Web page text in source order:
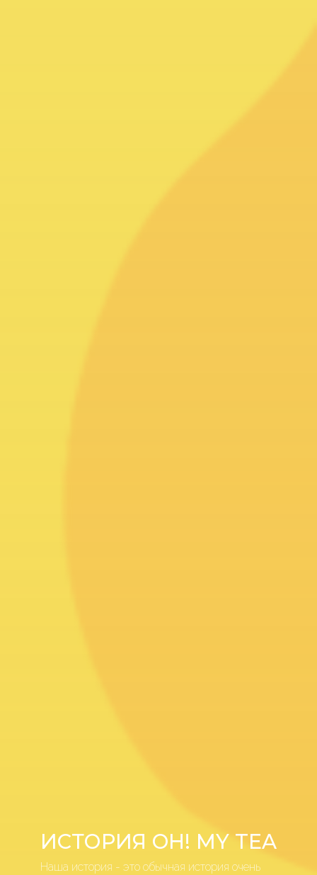
ИСТОРИЯ OH! MY TEA
Наша история - это обычная история очень